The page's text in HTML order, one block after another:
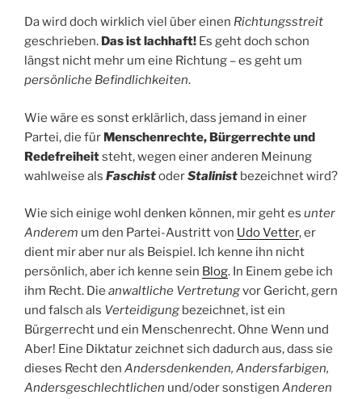
Da wird doch wirklich viel über einen Richtungsstreit
geschrieben. Das ist lachhaft! Es geht doch schon
längst nicht mehr um eine Richtung – es geht um
persönliche Befindlichkeiten.
Wie wäre es sonst erklärlich, dass jemand in einer
Partei, die für Menschenrechte, Bürgerrechte und
Redefreiheitsteht, wegen einer anderen Meinung
wahlweise als FaschistoderStalinist bezeichnet wird?
Wie sich einige wohl denken können, mir geht es unter
Anderem um den Partei-Austritt von Udo Vetter, er
dient mir aber nur als Beispiel. Ich kenne ihn nicht
persönlich, aber ich kenne sein Blog. In Einem gebe ich
ihm Recht. Die anwaltliche Vertretungvor Gericht, gern
und falsch als Verteidigung bezeichnet, ist ein
Bürgerrecht und ein Menschenrecht. Ohne Wenn und
Aber! Eine Diktatur zeichnet sich dadurch aus, dass sie
dieses Recht den Andersdenkenden, Andersfarbigen,
Andersgeschlechtlichen und/oder sonstigen Anderen